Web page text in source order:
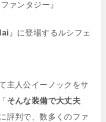
ァンタジー』
』に登場するルシフェ
主人公イーノックをサ
そんな装備で大丈夫
評判で、数多くのファ